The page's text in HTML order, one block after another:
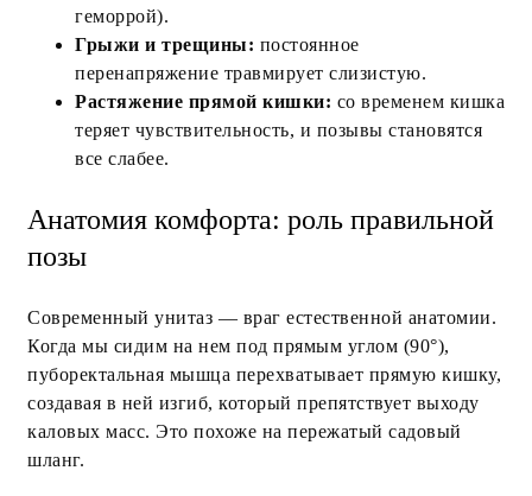
геморрой).
Грыжи и трещины: постоянное
перенапряжение травмирует слизистую.
Растяжение прямой кишки: со временем кишка
теряет чувствительность, и позывы становятся
все слабее.
Анатомия комфорта: роль правильной
позы
Современный унитаз — враг естественной анатомии.
Когда мы сидим на нем под прямым углом (90°),
пуборектальная мышца перехватывает прямую кишку,
создавая в ней изгиб, который препятствует выходу
каловых масс. Это похоже на пережатый садовый
шланг.